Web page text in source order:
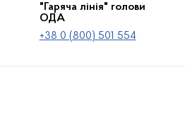
"Гаряча лінія" голови
ОДА
+38 0 (800) 501 554